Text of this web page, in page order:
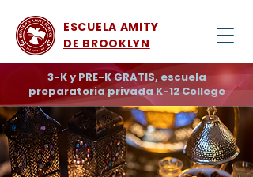
ESCUELA AMITY
DE BROOKLYN
3-K y PRE-K GRATIS, escuela
preparatoria privada K-12 College